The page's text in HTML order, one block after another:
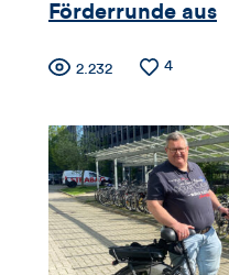
Förderrunde aus
Zähler
für
Views,
Likes
und
Anzahl
2.232
Anzahl
4